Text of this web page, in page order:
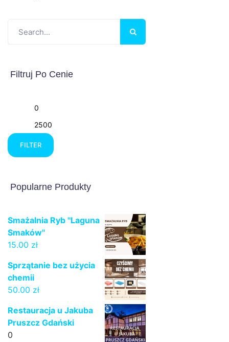
Filtruj Po Cenie
Min
price
FILTER
Popularne Produkty
Smażalnia Ryb "Laguna
Smaków"
15.00 zł
Sprzątanie bez użycia
chemii
50.00 zł
Restauracja u Jakuba
Pruszcz Gdański
0